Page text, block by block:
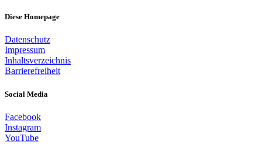
Diese Homepage
Datenschutz
Impressum
Inhaltsverzeichnis
Barrierefreiheit
Social Media
Facebook
Instagram
YouTube